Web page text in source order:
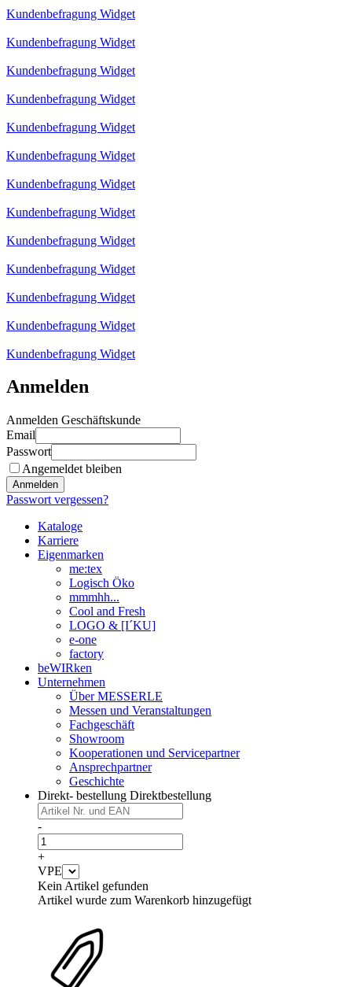
Kundenbefragung Widget
Kundenbefragung Widget
Kundenbefragung Widget
Kundenbefragung Widget
Kundenbefragung Widget
Kundenbefragung Widget
Kundenbefragung Widget
Kundenbefragung Widget
Kundenbefragung Widget
Kundenbefragung Widget
Kundenbefragung Widget
Kundenbefragung Widget
Kundenbefragung Widget
Anmelden
Anmelden Geschäftskunde
Email
Passwort
Angemeldet bleiben
Anmelden
Passwort vergessen?
Kataloge
Karriere
Eigenmarken
me:tex
Logisch Öko
mmmhh...
Cool and Fresh
LOGO & [I´KU]
e-one
factory
beWIRken
Unternehmen
Über MESSERLE
Messen und Veranstaltungen
Fachgeschäft
Showroom
Kooperationen und Servicepartner
Ansprechpartner
Geschichte
Direkt- bestellung Direktbestellung
-
+
VPE
Kein Artikel gefunden
Artikel wurde zum Warenkorb hinzugefügt